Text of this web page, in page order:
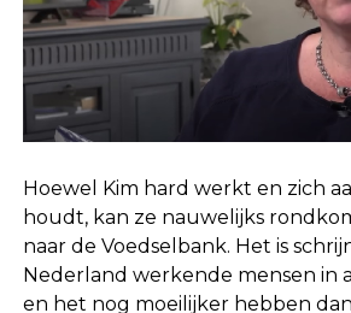
Hoewel Kim hard werkt en zich
houdt, kan ze nauwelijks
naar de Voedselbank. Het is
Nederland werkende mensen in
en het nog moeilijker hebben